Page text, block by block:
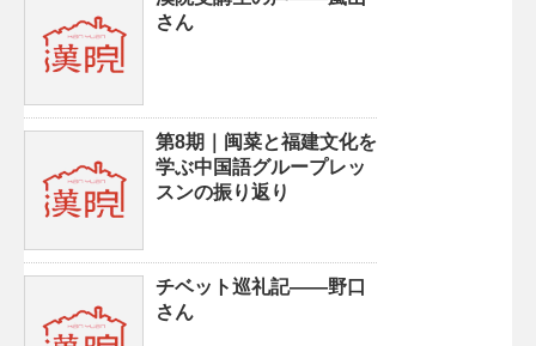
さん
第8期｜闽菜と福建文化を
学ぶ中国語グループレッ
スンの振り返り
チベット巡礼記——野口
さん